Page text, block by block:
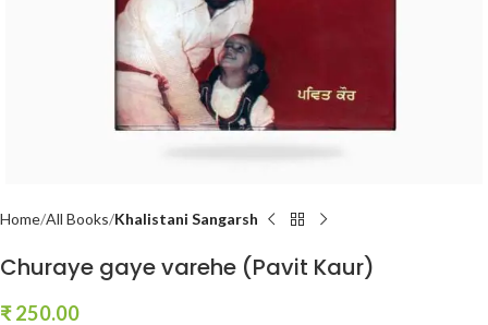
Home All Books Khalistani Sangarsh
Churaye gaye varehe (Pavit Kaur)
₹250.00